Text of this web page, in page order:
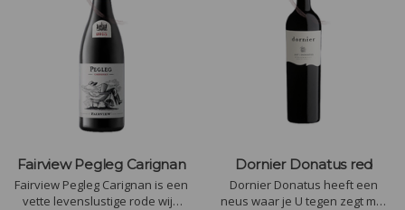
Fairview Pegleg Carignan
Fairview Pegleg Carignan is een
vette levenslustige rode wijn
Dornier Donatus red
Dornier Donatus heeft een
neus waar je U tegen zegt met